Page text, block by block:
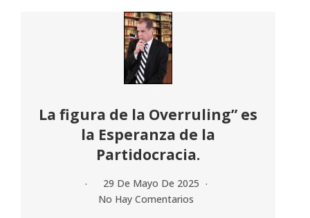
La figura de la Overruling” es
la Esperanza de la
Partidocracia.
29 De Mayo De 2025
No Hay Comentarios